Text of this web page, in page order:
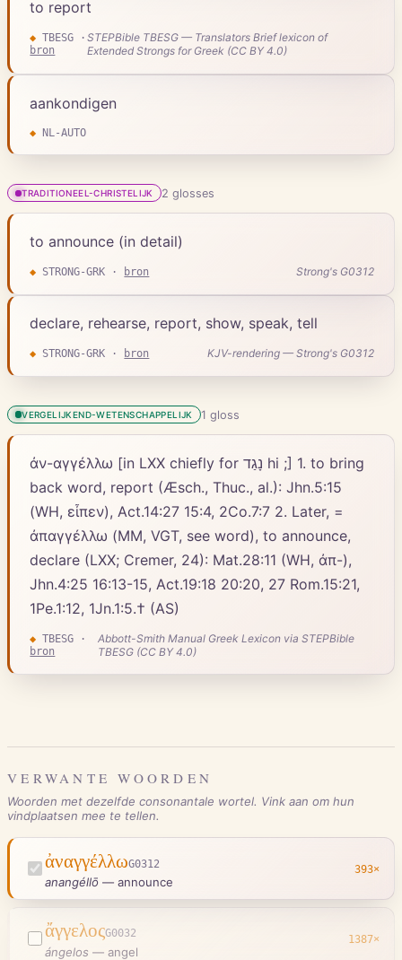
to report
◆ TBESG ·
bron
STEPBible TBESG — Translators Brief lexicon of
Extended Strongs for Greek (CC BY 4.0)
aankondigen
◆ NL-AUTO
TRADITIONEEL-CHRISTELIJK 2 glosses
to announce (in detail)
◆ STRONG-GRK · bron Strong's G0312
declare, rehearse, report, show, speak, tell
◆ STRONG-GRK · bron KJV-rendering — Strong's G0312
VERGELIJKEND-WETENSCHAPPELIJK 1 gloss
ἀν-αγγέλλω [in LXX chiefly for נָגַד hi ;] 1. to bring
back word, report (Æsch., Thuc., al.): Jhn.5:15
(WH, εἶπεν), Act.14:27 15:4, 2Co.7:7 2. Later, =
ἀπαγγέλλω (MM, VGT, see word), to announce,
declare (LXX; Cremer, 24): Mat.28:11 (WH, ἀπ-),
Jhn.4:25 16:13-15, Act.19:18 20:20, 27 Rom.15:21,
1Pe.1:12, 1Jn.1:5.† (AS)
◆ TBESG ·
bron
Abbott-Smith Manual Greek Lexicon via STEPBible
TBESG (CC BY 4.0)
VERWANTE WOORDEN
Woorden met dezelfde consonantale wortel. Vink aan om hun
vindplaatsen mee te tellen.
ἀναγγέλλωG0312
anangéllō — announce
393×
ἄγγελοςG0032
ángelos — angel
1387×